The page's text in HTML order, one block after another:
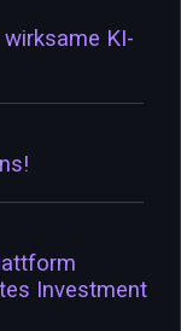
KI-
Investment